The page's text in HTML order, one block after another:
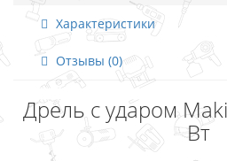
Характеристики
Отзывы (0)
Дрель с ударом
Вт